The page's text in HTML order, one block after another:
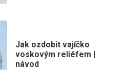
Jak ozdobit vajíčko
voskovým reliéfem |
návod